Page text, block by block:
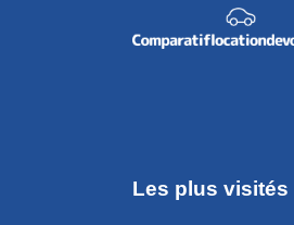
Les plus visités